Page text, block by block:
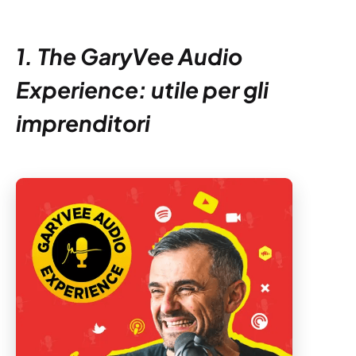
1. The GaryVee Audio
Experience: utile per gli
imprenditori